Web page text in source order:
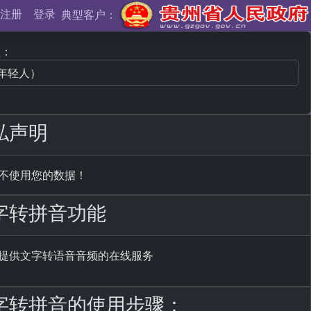
注册 登录 典型客户：
声明
使用您的数据！
转拼音功能
提供文字转语音音频的在线服务
转拼音的使用步骤：